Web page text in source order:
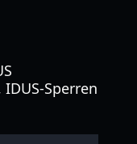
Sperren